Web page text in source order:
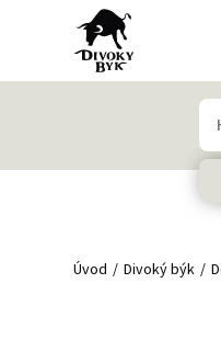
Úvod Divoký býk